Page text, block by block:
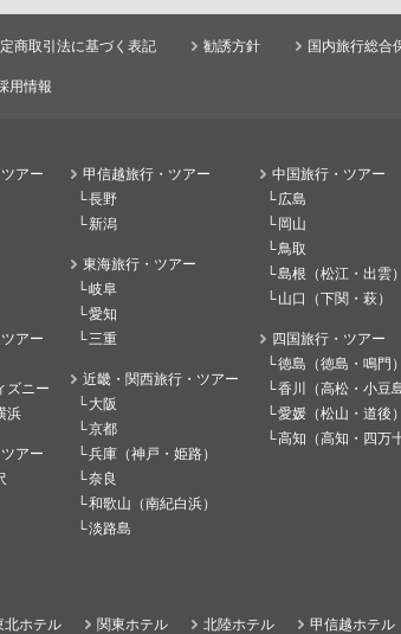
商取引法に基づく表記 勧誘方針 国内旅行総合
用情報
アー
アー
ズニー
浜
アー
甲信越旅行・ツアー
長野
新潟
東海旅行・ツアー
岐阜
愛知
三重
近畿・関西旅行・ツアー
大阪
京都
兵庫（神戸・姫路）
奈良
和歌山（南紀白浜）
淡路島
中国旅行・ツアー
広島
岡山
鳥取
島根（松江・出雲）
山口（下関・萩）
四国旅行・ツアー
徳島（徳島・鳴門）
香川（高松・小豆島
愛媛（松山・道後）
高知（高知・四万十
北ホテル 関東ホテル 北陸ホテル 甲信越ホテル